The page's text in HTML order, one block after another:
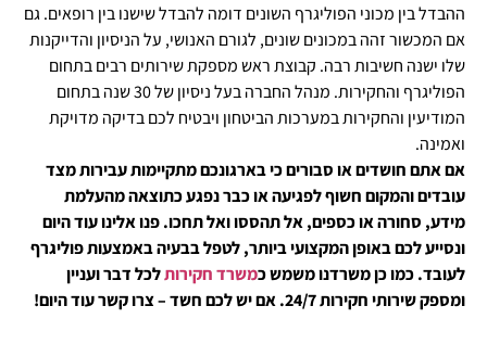
ההבדל בין מכוני הפוליגרף השונים דומה להבדל שישנו בין רופאים. גם
אם המכשור זהה במכונים שונים, לגורם האנושי, על הניסיון והדייקנות
שלו ישנה חשיבות רבה. קבוצת ראש מספקת שירותים רבים בתחום
הפוליגרף והחקירות. מנהל החברה בעל ניסיון של 30 שנה בתחום
המודיעין והחקירות במערכות הביטחון ויבטיח לכם בדיקה מדויקת
ואמינה.
אם אתם חושדים או סבורים כי בארגונכם מתקיימות עבירות מצד
עובדים והמקום חשוף לפגיעה או כבר נפגע כתוצאה מהעלמת
מידע, סחורה או כספים, אל תהססו ואל תחכו. פנו אלינו עוד היום
ונסייע לכם באופן המקצועי ביותר, לטפל בבעיה באמצעות פוליגרף
לעובד. כמו כן משרדנו משמש כמשרד חקירותלכל דבר ועניין
ומספק שירותי חקירות 24/7. אם יש לכם חשד – צרו קשר עוד היום!